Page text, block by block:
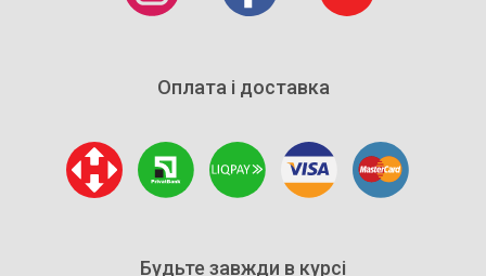
Оплата і доставка
Будьте завжди в курсі